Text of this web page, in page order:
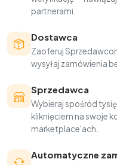
partnerami.
Dostawca
Zaoferuj
wysyłaj zamówienia
Sprzedawca
Wybieraj spośród
kliknięciem na swoje
marketplace'ach.
Automatyczne